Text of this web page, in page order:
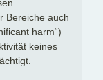
Bereiche auch
harm“)
keines